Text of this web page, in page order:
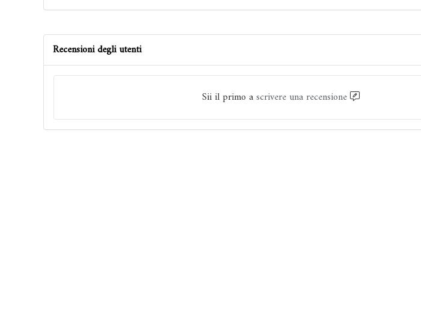
Recensioni degli utenti
Sii il primo ascrivere una recensione